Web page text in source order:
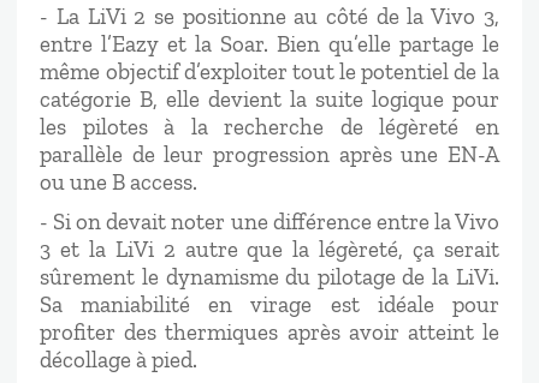
- La LiVi 2 se positionne au côté de la Vivo 3,
entre l’Eazy et la Soar. Bien qu’elle partage le
même objectif d’exploiter tout le potentiel de la
catégorie B, elle devient la suite logique pour
les pilotes à la recherche de légèreté en
parallèle de leur progression après une EN-A
ou une B access.
- Si on devait noter une différence entre la Vivo
3 et la LiVi 2 autre que la légèreté, ça serait
sûrement le dynamisme du pilotage de la LiVi.
Sa maniabilité en virage est idéale pour
profiter des thermiques après avoir atteint le
décollage à pied.